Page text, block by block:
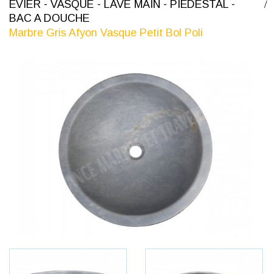
ÉVIER - VASQUE - LAVE MAIN - PIÉDESTAL -
BAC A DOUCHE
Marbre Gris Afyon Vasque Petit Bol Poli